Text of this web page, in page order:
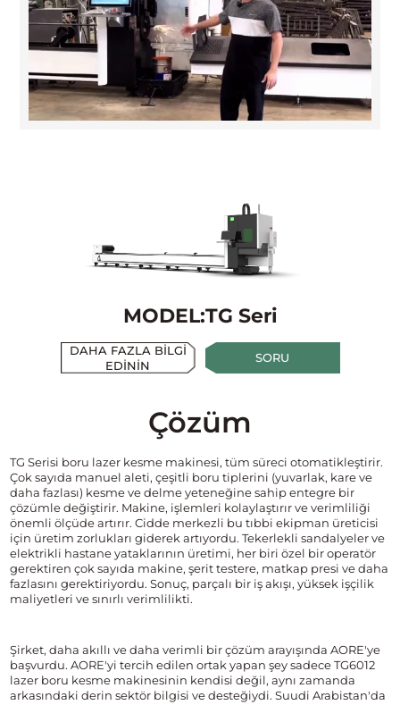
MODEL:TG Seri
DAHA FAZLA BİLGİ
EDİNİN
SORU
Çözüm
TG Serisi boru lazer kesme makinesi, tüm süreci otomatikleştirir.
Çok sayıda manuel aleti, çeşitli boru tiplerini (yuvarlak, kare ve
daha fazlası) kesme ve delme yeteneğine sahip entegre bir
çözümle değiştirir. Makine, işlemleri kolaylaştırır ve verimliliği
önemli ölçüde artırır. Cidde merkezli bu tıbbi ekipman üreticisi
için üretim zorlukları giderek artıyordu. Tekerlekli sandalyeler ve
elektrikli hastane yataklarının üretimi, her biri özel bir operatör
gerektiren çok sayıda makine, şerit testere, matkap presi ve daha
fazlasını gerektiriyordu. Sonuç, parçalı bir iş akışı, yüksek işçilik
maliyetleri ve sınırlı verimlilikti.
Şirket, daha akıllı ve daha verimli bir çözüm arayışında AORE'ye
başvurdu. AORE'yi tercih edilen ortak yapan şey sadece TG6012
lazer boru kesme makinesinin kendisi değil, aynı zamanda
arkasındaki derin sektör bilgisi ve desteğiydi. Suudi Arabistan'da